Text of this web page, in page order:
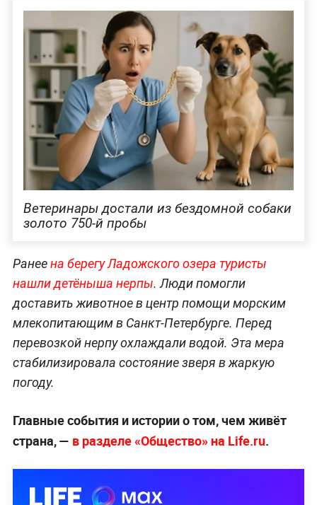
Ветеринары достали из бездомной собаки
золото 750-й пробы
Ранеена берегу Ладожского озера туристы
нашли детёныша нерпы. Люди помогли
доставить животное в центр помощи морским
млекопитающим в Санкт-Петербурге. Перед
перевозкой нерпу охлаждали водой. Эта мера
стабилизировала состояние зверя в жаркую
погоду.
Главные события и истории о том, чем живёт
страна, — в разделе «Общество» на Life.ru.